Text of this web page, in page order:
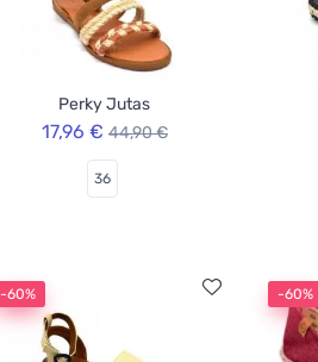
Perky Jutas
17,96 € 44,90 €
36
-60% -60%